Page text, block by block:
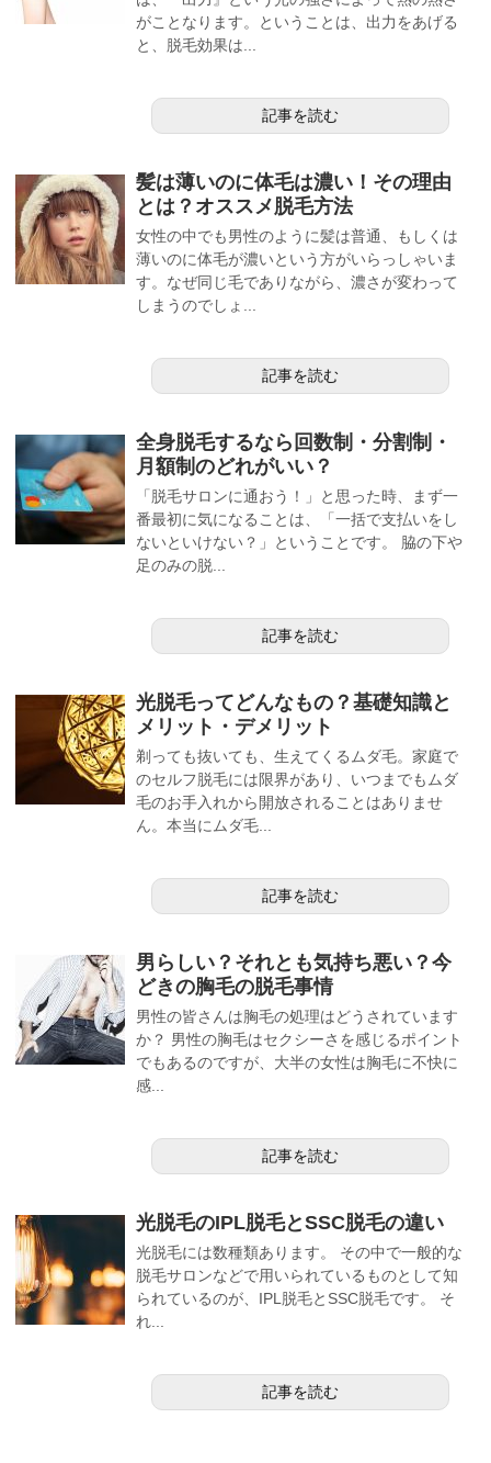
がことなります。ということは、出力をあげる
と、脱毛効果は...
記事を読む
髪は薄いのに体毛は濃い！その理由
とは？オススメ脱毛方法
女性の中でも男性のように髪は普通、もしくは
薄いのに体毛が濃いという方がいらっしゃいま
す。なぜ同じ毛でありながら、濃さが変わって
しまうのでしょ...
記事を読む
全身脱毛するなら回数制・分割制・
月額制のどれがいい？
「脱毛サロンに通おう！」と思った時、まず一
番最初に気になることは、「一括で支払いをし
ないといけない？」ということです。 脇の下や
足のみの脱...
記事を読む
光脱毛ってどんなもの？基礎知識と
メリット・デメリット
剃っても抜いても、生えてくるムダ毛。家庭で
のセルフ脱毛には限界があり、いつまでもムダ
毛のお手入れから開放されることはありませ
ん。本当にムダ毛...
記事を読む
男らしい？それとも気持ち悪い？今
どきの胸毛の脱毛事情
男性の皆さんは胸毛の処理はどうされています
か？ 男性の胸毛はセクシーさを感じるポイント
でもあるのですが、大半の女性は胸毛に不快に
感...
記事を読む
光脱毛のIPL脱毛とSSC脱毛の違い
光脱毛には数種類あります。 その中で一般的な
脱毛サロンなどで用いられているものとして知
られているのが、IPL脱毛とSSC脱毛です。 そ
れ...
記事を読む